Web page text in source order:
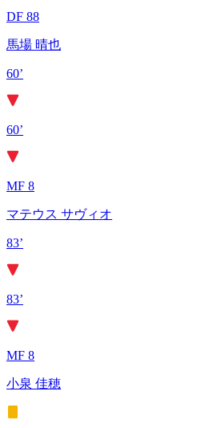
DF 88
馬場 晴也
60’
60’
MF 8
マテウス サヴィオ
83’
83’
MF 8
小泉 佳穂